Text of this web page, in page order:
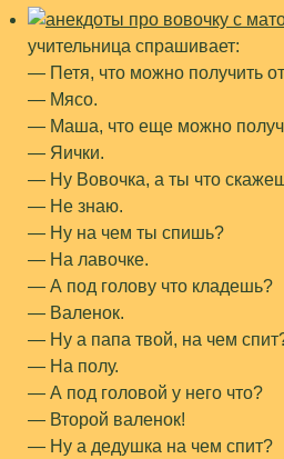
учительница спрашивает:
— Петя, что можно получить
— Мясо.
— Маша, что еще можно
— Яички.
— Ну Вовочка, а ты что
— Не знаю.
— Ну на чем ты спишь?
— На лавочке.
— А под голову что кладешь?
— Валенок.
— Ну а папа твой, на чем
— На полу.
— А под головой у него что?
— Второй валенок!
— Ну а дедушка на чем спит?